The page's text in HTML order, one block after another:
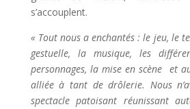
s’accouplent.
« Tout nous a enchantés : le jeu, le
gestuelle, la musique, les
personnages, la mise en scène et
alliée à tant de drôlerie. Nous
spectacle patoisant réunissant